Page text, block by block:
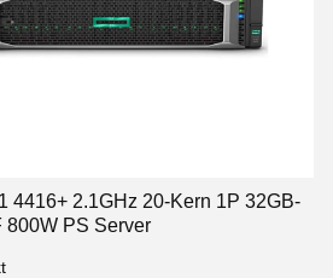
4416+ 2.1GHz 20-Kern 1P 32GB-
800W PS Server